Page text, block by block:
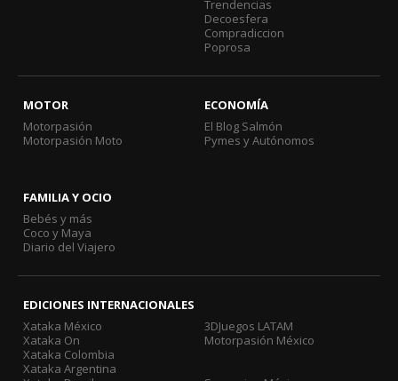
Trendencias
Decoesfera
Compradiccion
Poprosa
MOTOR
Motorpasión
Motorpasión Moto
ECONOMÍA
El Blog Salmón
Pymes y Autónomos
FAMILIA Y OCIO
Bebés y más
Coco y Maya
Diario del Viajero
EDICIONES INTERNACIONALES
Xataka México
Xataka On
Xataka Colombia
Xataka Argentina
3DJuegos LATAM
Motorpasión México